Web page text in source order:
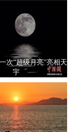
次“超级月亮”亮相天
宇